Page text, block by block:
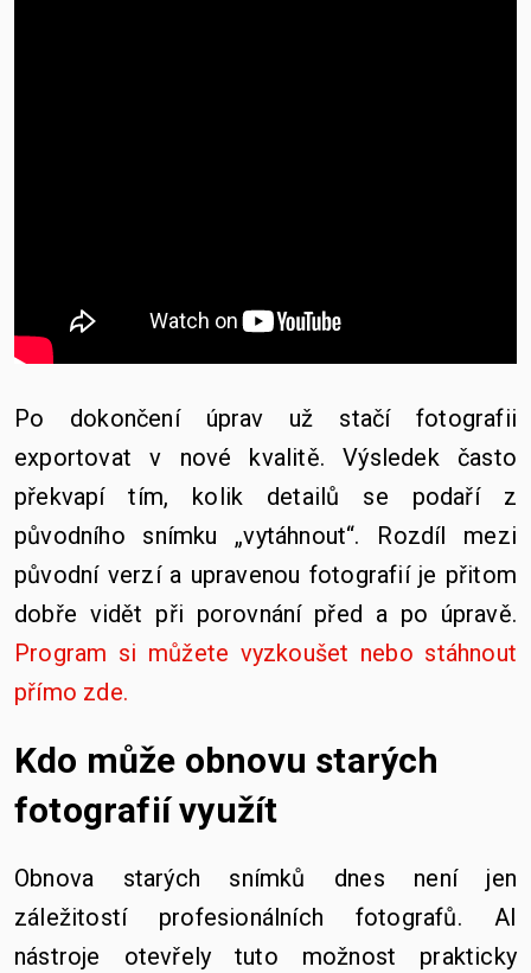
Po dokončení úprav už stačí fotografii
exportovat v nové kvalitě. Výsledek často
překvapí tím, kolik detailů se podaří z
původního snímku „vytáhnout“. Rozdíl mezi
původní verzí a upravenou fotografií je přitom
dobře vidět při porovnání před a po úpravě.
Program si můžete vyzkoušet nebo stáhnout
přímo zde.
Kdo může obnovu starých
fotografií využít
Obnova starých snímků dnes není jen
záležitostí profesionálních fotografů. AI
nástroje otevřely tuto možnost prakticky